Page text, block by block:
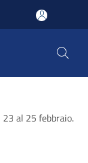
al 25 febbraio.